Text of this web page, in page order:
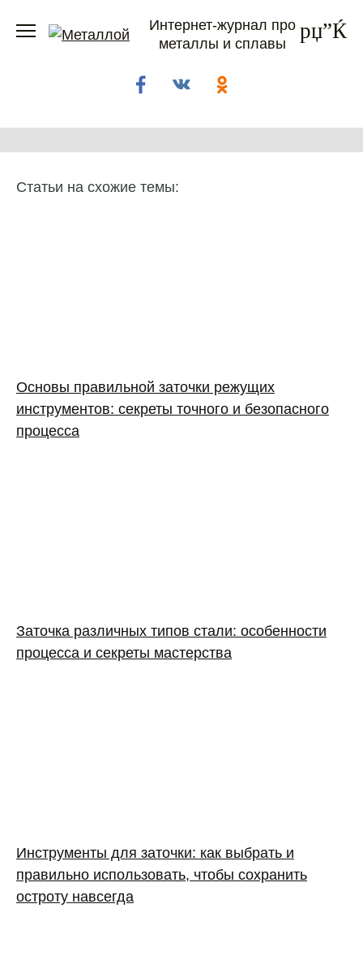
Интернет-журнал про
металлы и сплавы
Статьи на схожие темы:
Основы правильной заточки режущих
инструментов: секреты точного и безопасного
процесса
Заточка различных типов стали: особенности
процесса и секреты мастерства
Инструменты для заточки: как выбрать и
правильно использовать, чтобы сохранить
остроту навсегда